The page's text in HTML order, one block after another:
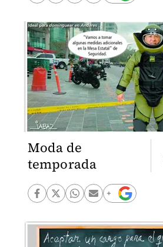
Moda de
temporada